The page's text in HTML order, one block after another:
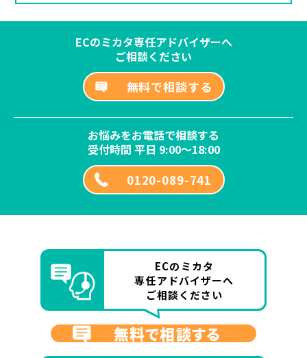
ECのミカタ専任アドバイザーへ
ご相談ください
無料で相談する
お悩みをお電話で相談する
受付時間 平日 9:00～18:00
0120-089-741
ECのミカタ
専任アドバイザーへ
ご相談ください
無料で相談する